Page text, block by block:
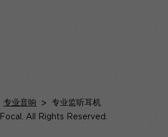
专业音响 > 专业监听耳机
All Rights Reserved.